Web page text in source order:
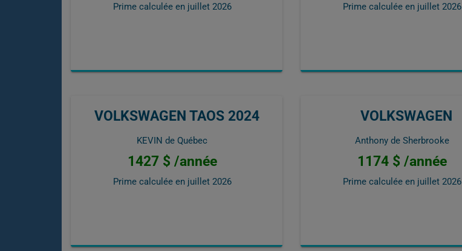
Prime calculée en juillet 2026 Prime calculée en juillet 2026
VOLKSWAGEN TAOS 2024
KEVIN de Québec
1427 $ /année
Prime calculée en juillet 2026
VOLKSWAGEN
Anthony de Sherbrooke
1174 $ /année
Prime calculée en juillet 2026